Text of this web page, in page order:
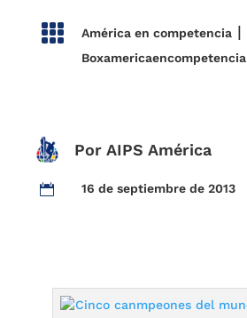
 América en competencia|
Boxamericaencompetencia
Por AIPS América
 16 de septiembre de 2013